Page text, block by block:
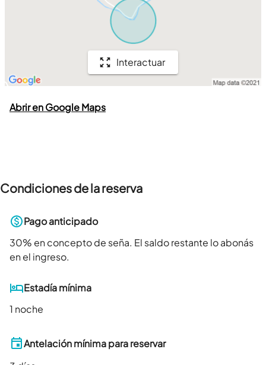
Interactuar
Abrir en Google Maps
Condiciones de la reserva
Pago anticipado
30% en concepto de seña. El saldo restante lo abonás
en el ingreso.
Estadía mínima
1 noche
Antelación mínima para reservar